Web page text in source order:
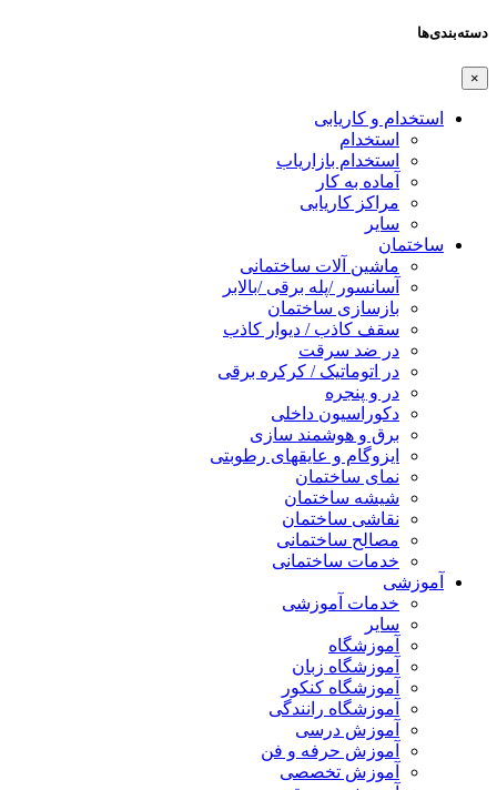
دسته‌بندی‌ها
×
استخدام و کاریابی
استخدام
استخدام بازاریاب
آماده به کار
مراکز کاریابی
سایر
ساختمان
ماشین آلات ساختمانی
آسانسور /پله برقی /بالابر
بازسازی ساختمان
سقف کاذب / دیوار کاذب
در ضد سرقت
در اتوماتیک / کرکره برقی
در و پنجره
دکوراسیون داخلی
برق و هوشمند سازی
ایزوگام و عایقهای رطوبتی
نمای ساختمان
شیشه ساختمان
نقاشی ساختمان
مصالح ساختمانی
خدمات ساختمانی
آموزشی
خدمات آموزشی
سایر
آموزشگاه
آموزشگاه زبان
آموزشگاه کنکور
آموزشگاه رانندگی
آموزش درسی
آموزش حرفه و فن
آموزش تخصصی